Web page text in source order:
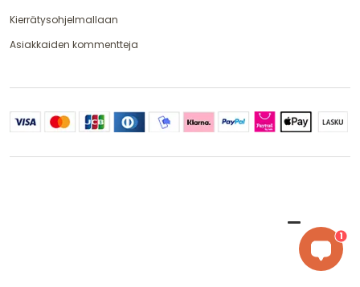
Kierrätysohjelmallaan
Asiakkaiden kommentteja
1